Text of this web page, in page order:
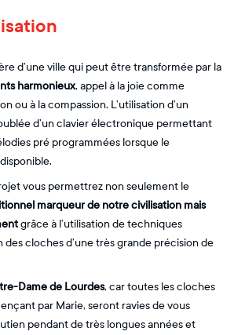
d’une ville qui peut être transformée par la
harmonieux, appel à la joie comme
ou à la compassion. L’utilisation d’un
d’un clavier électronique permettant
pré programmées lorsque le
vous permettrez non seulement le
marqueur de notre civilisation mais
grâce à l’utilisation de techniques
des cloches d’une très grande précision de
Dame de Lourdes, car toutes les cloches
par Marie, seront ravies de vous
pendant de très longues années et